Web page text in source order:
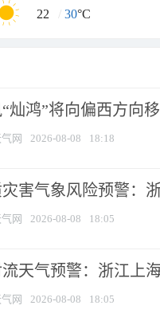
22 / 30°C
灿鸿”将向偏西方向
网 2026-08-08 18:18
害气象风险预警：
网 2026-08-08 18:05
天气预警：浙江上
网 2026-08-08 18:05